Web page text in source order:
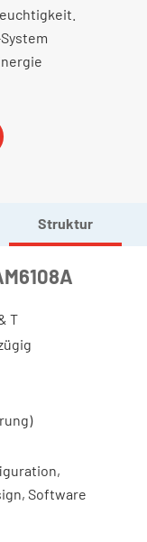
Struktur
T
Software